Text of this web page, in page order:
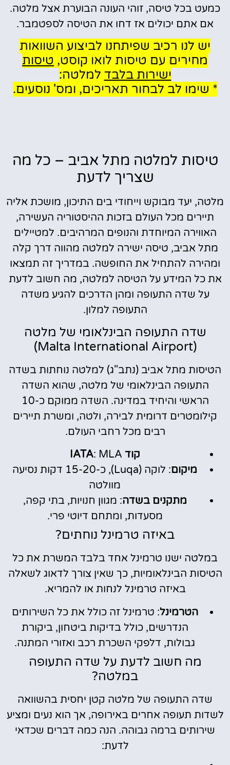
כמעט בכל טיסה, זוהי העונה הבוערת אצל מלטה.
אם אתם יכולים אז דחו את הטיסה לספטמבר.
יש לנו רכיב שפיתחנו לביצוע השוואות
מחירים עם טיסות לואו קוסט, טיסות
ישירות בלבד למלטה:
* שימו לב לבחור תאריכים, ומס' נוסעים.
טיסות למלטה מתל אביב – כל מה
שצריך לדעת
מלטה, יעד מבוקש וייחודי בים התיכון, מושכת אליה
תיירים מכל העולם בזכות ההיסטוריה העשירה,
האווירה המיוחדת והנופים המרהיבים. למטיילים
מתל אביב, טיסה ישירה למלטה מהווה דרך קלה
ומהירה להתחיל את החופשה. במדריך זה תמצאו
את כל המידע על הטיסה למלטה, מה חשוב לדעת
על שדה התעופה ומהן הדרכים להגיע משדה
התעופה למלון.
שדה התעופה הבינלאומי של מלטה
(Malta International Airport)
הטיסות מתל אביב (נתב"ג) למלטה נוחתות בשדה
התעופה הבינלאומי של מלטה, שהוא השדה
הראשי והיחיד במדינה. השדה ממוקם כ-10
קילומטרים דרומית לבירה, ולטה, ומשרת תיירים
רבים מכל רחבי העולם.
קוד IATA : MLA
מיקום
: לוקה (Luqa), כ-15-20 דקות נסיעה
מוולטה
מתקנים בשדה: מגוון חנויות, בתי קפה,
מסעדות, ומתחם דיוטי פרי.
באיזה טרמינל נוחתים?
במלטה ישנו טרמינל אחד בלבד המשרת את כל
הטיסות הבינלאומיות, כך שאין צורך לדאוג לשאלה
באיזה טרמינל לנחות או להמריא.
הטרמינל: טרמינל זה כולל את כל השירותים
הנדרשים, כולל בדיקות ביטחון, ביקורת
גבולות, דלפקי השכרת רכב ואזורי המתנה.
מה חשוב לדעת על שדה התעופה
במלטה?
שדה התעופה של מלטה קטן יחסית בהשוואה
לשדות תעופה אחרים באירופה, אך הוא נעים ומציע
שירותים ברמה גבוהה. הנה כמה דברים שכדאי
לדעת: